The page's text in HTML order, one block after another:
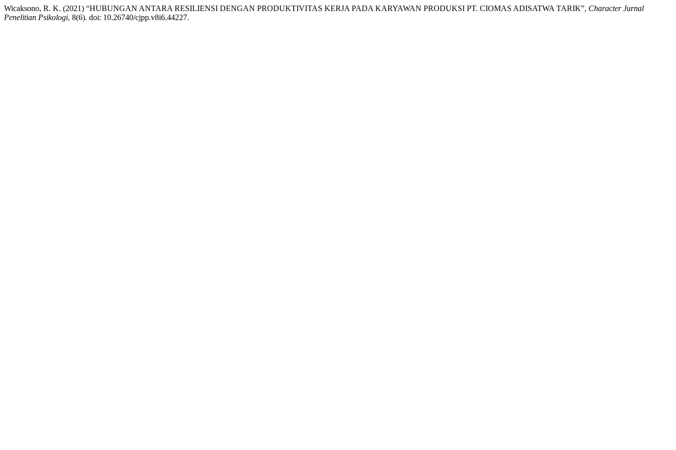
Wicaksono, R. K. (2021) “HUBUNGAN ANTARA RESILIENSI DENGAN PRODUKTIVITAS KERJA PADA KARYAWAN PRODUKSI PT. CIOMAS ADISATWA TARIK”, Character Jurnal
Penelitian Psikologi, 8(6). doi: 10.26740/cjpp.v8i6.44227.